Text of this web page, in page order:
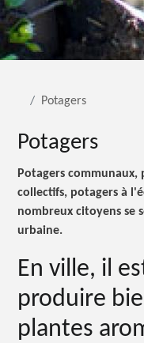
Potagers
Potagers
Potagers
collectifs, potagers à
nombreux citoyens se
urbaine.
En ville, il
produire
plantes